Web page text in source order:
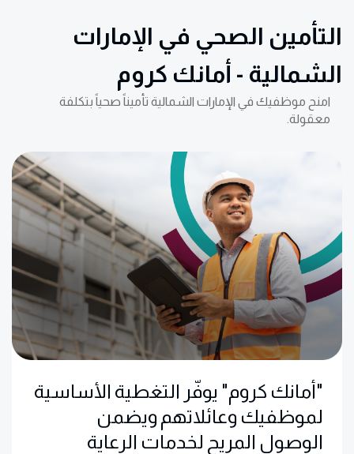
التأمين الصحي في الإمارات
الشمالية - أمانك كروم
امنح موظفيك في الإمارات الشمالية تأميناً صحياً بتكلفة
معقولة.
"أمانك كروم" يوفّر التغطية الأساسية
لموظفيك وعائلاتهم ويضمن
الوصول المريح لخدمات الرعاية